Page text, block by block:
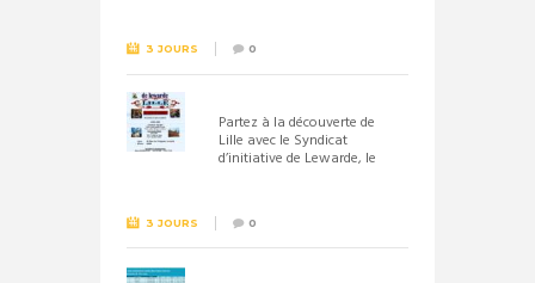
3 JOURS 0
Partez à la découverte de
Lille avec le Syndicat
d’initiative de Lewarde, le
3 JOURS 0